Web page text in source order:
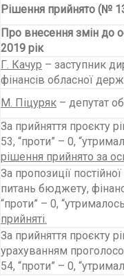
Рішення прийнято (№
Про внесення змін до
2019 рік
Г. Качур – заступник
фінансів обласної
М. Піцуряк – депутат
За прийняття проєкту
53, “проти” – 0,
рішення прийнято за
За пропозиції
питань бюджету,
“проти” – 0,
прийняті.
За прийняття проєкту
урахуванням
54, “проти” – 0,